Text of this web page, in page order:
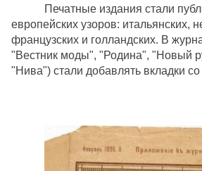
Печатные издания стали
европейских узоров: итальянских,
французских и голландских. В
"Вестник моды", "Родина", "Новый
"Нива") стали добавлять вкладки